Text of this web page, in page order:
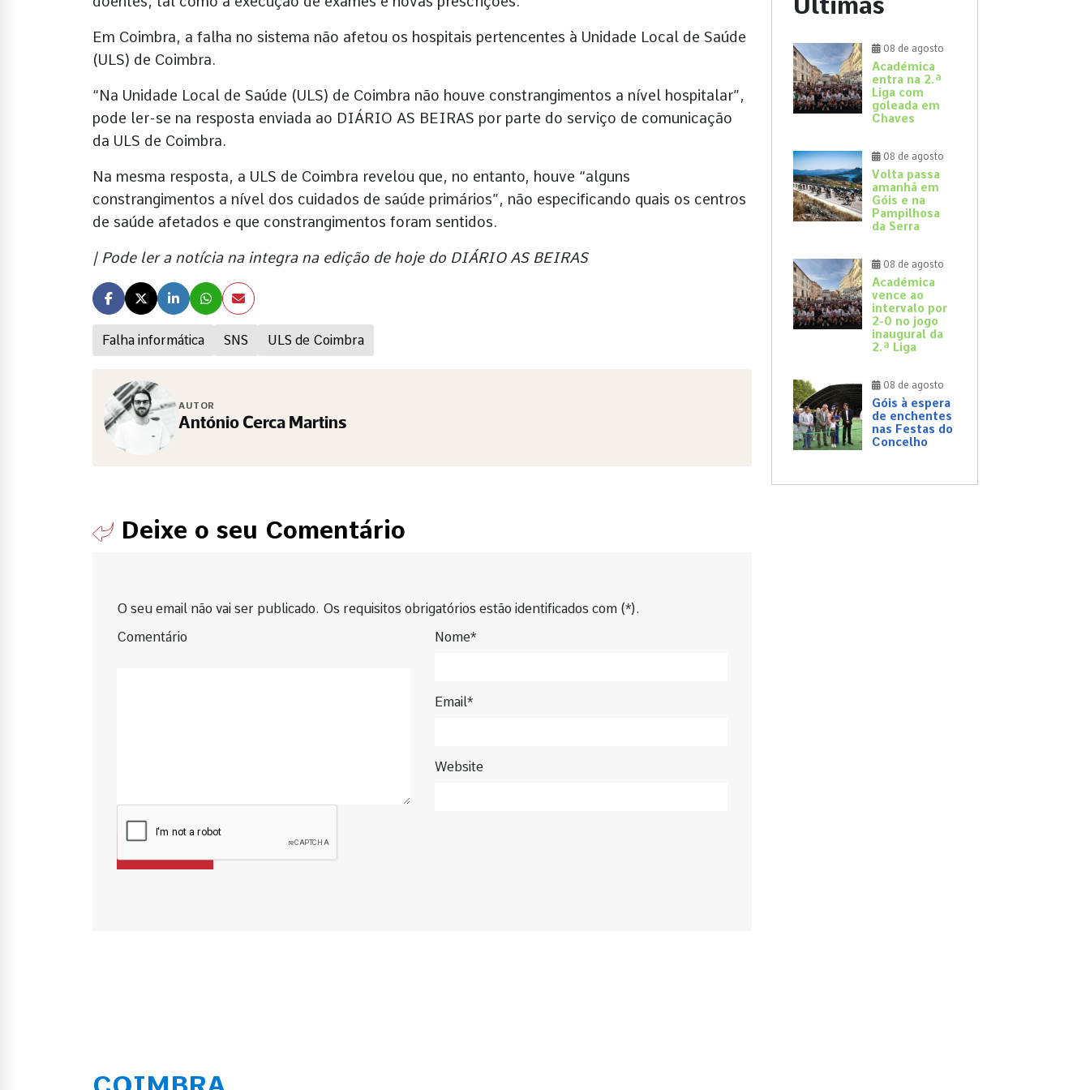
Falha informática SNS ULS de Coimbra
AUTOR
António Cerca Martins
Em Coimbra, a falha no sistema não afetou os hospitais pertencentes à Unidade Local de Saúde
(ULS) de Coimbra.
“Na Unidade Local de Saúde (ULS) de Coimbra não houve constrangimentos a nível hospitalar”,
pode ler-se na resposta enviada ao DIÁRIO AS BEIRAS por parte do serviço de comunicação
da ULS de Coimbra.
Na mesma resposta, a ULS de Coimbra revelou que, no entanto, houve “alguns
constrangimentos a nível dos cuidados de saúde primários”, não especificando quais os centros
de saúde afetados e que constrangimentos foram sentidos.
| Pode ler a notícia na integra na edição de hoje do DIÁRIO AS BEIRAS
Deixe o seu Comentário
O seu email não vai ser publicado. Os requisitos obrigatórios estão identificados com (*).
Comentário
Nome*
Email*
Website
08 de agosto
Académica
entra na 2.ª
Liga com
goleada em
Chaves
08 de agosto
Volta passa
amanhã em
Góis e na
Pampilhosa
da Serra
08 de agosto
Académica
vence ao
intervalo por
2-0 no jogo
inaugural da
2.ª Liga
08 de agosto
Góis à espera
de enchentes
nas Festas do
Concelho